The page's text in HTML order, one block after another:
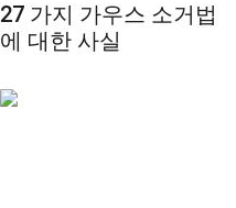
27 가지 가우스 소거법
에 대한 사실